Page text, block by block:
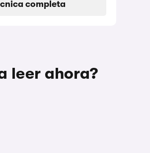
completa
leer ahora?